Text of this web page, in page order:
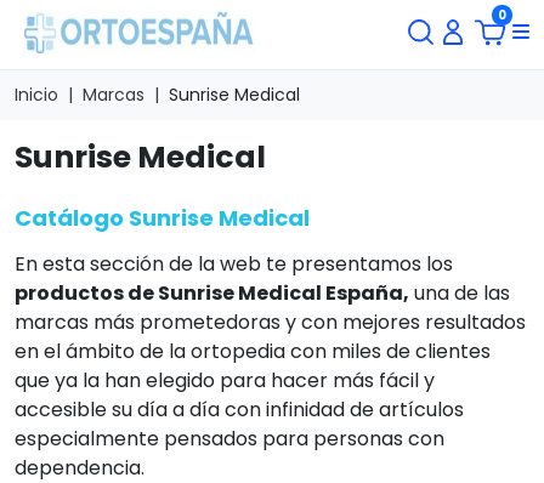
0
Inicio Marcas Sunrise Medical
Sunrise Medical
Catálogo Sunrise Medical
En esta sección de la web te presentamos los
productos de Sunrise Medical España, una de las
marcas más prometedoras y con mejores resultados
en el ámbito de la ortopedia con miles de clientes
que ya la han elegido para hacer más fácil y
accesible su día a día con infinidad de artículos
especialmente pensados para personas con
dependencia.